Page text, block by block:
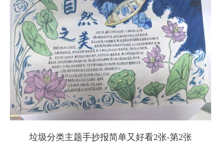
垃圾分类主题手抄报简单又好看2张-第2张